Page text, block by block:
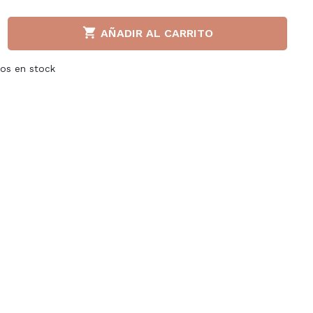
Liu jo
Napapijri
 AÑADIR AL CARRITO
en stock